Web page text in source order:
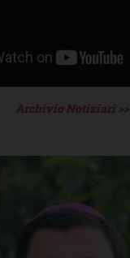
Archivio Notiziari >>